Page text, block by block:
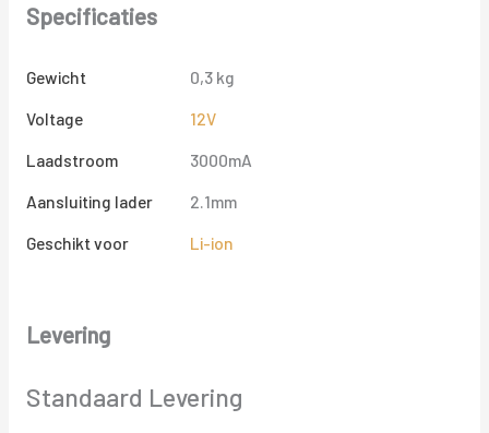
Specificaties
Gewicht
0,3 kg
Voltage
12V
Laadstroom
3000mA
Aansluiting lader
2.1mm
Geschikt voor
Li-ion
Levering
Standaard Levering